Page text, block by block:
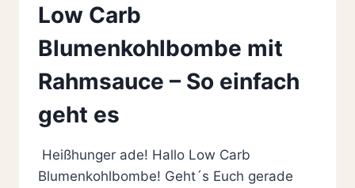
Low Carb
Blumenkohlbombe mit
Rahmsauce – So einfach
geht es
Heißhunger ade! Hallo Low Carb
Blumenkohlbombe! Geht´s Euch gerade